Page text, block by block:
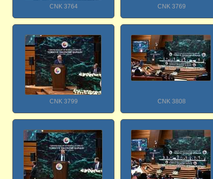
CNK 3764 CNK 3769
CNK 3799 CNK 3808